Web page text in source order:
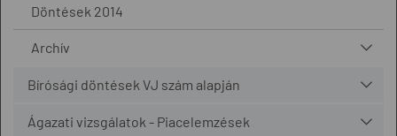
Döntések 2014
Archív
Bírósági döntések VJ szám alapján
Ágazati vizsgálatok - Piacelemzések